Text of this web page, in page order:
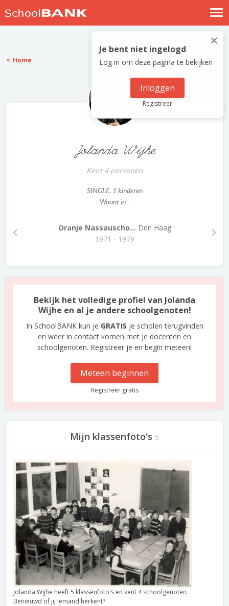
Nostalgische verhalen
Log in
Meld je gratis aan
×
Je bent niet ingelogd
Log in om deze pagina te bekijken
Inloggen
Registreer
Home
Jolanda Wijhe
Kent 4 personen
SINGLE, 1 kinderen
Woont in -
Oranje Nassauscho... Den Haag
1971 - 1979
Bekijk het volledige profiel van Jolanda
Wijhe en al je andere schoolgenoten!
In SchoolBANK kun je GRATIS je scholen terugvinden
en weer in contact komen met je docenten en
schoolgenoten. Registreer je en begin meteen!
Meteen beginnen
Registreer gratis
Mijn klassenfoto's 5
Jolanda Wijhe heeft 5 klassenfoto's en kent 4 schoolgenoten.
Benieuwd of jij iemand herkent?